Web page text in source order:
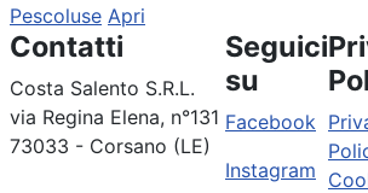
Pescoluse Apri
Contatti
Costa Salento S.R.L.
via Regina Elena, n°131
73033 - Corsano (LE)
Seguici
su
Facebook
Instagram